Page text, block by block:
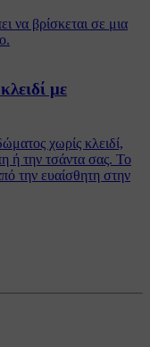
να βρίσκεται σε μια
με
χωρίς κλειδί,
ή την τσάντα σας. Το
την ευαίσθητη στην